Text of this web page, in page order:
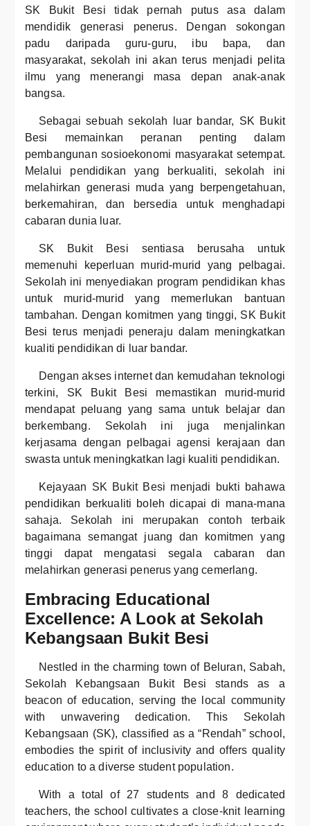
SK Bukit Besi tidak pernah putus asa dalam
mendidik generasi penerus. Dengan sokongan
padu daripada guru-guru, ibu bapa, dan
masyarakat, sekolah ini akan terus menjadi pelita
ilmu yang menerangi masa depan anak-anak
bangsa.
Sebagai sebuah sekolah luar bandar, SK Bukit
Besi memainkan peranan penting dalam
pembangunan sosioekonomi masyarakat setempat.
Melalui pendidikan yang berkualiti, sekolah ini
melahirkan generasi muda yang berpengetahuan,
berkemahiran, dan bersedia untuk menghadapi
cabaran dunia luar.
SK Bukit Besi sentiasa berusaha untuk
memenuhi keperluan murid-murid yang pelbagai.
Sekolah ini menyediakan program pendidikan khas
untuk murid-murid yang memerlukan bantuan
tambahan. Dengan komitmen yang tinggi, SK Bukit
Besi terus menjadi peneraju dalam meningkatkan
kualiti pendidikan di luar bandar.
Dengan akses internet dan kemudahan teknologi
terkini, SK Bukit Besi memastikan murid-murid
mendapat peluang yang sama untuk belajar dan
berkembang. Sekolah ini juga menjalinkan
kerjasama dengan pelbagai agensi kerajaan dan
swasta untuk meningkatkan lagi kualiti pendidikan.
Kejayaan SK Bukit Besi menjadi bukti bahawa
pendidikan berkualiti boleh dicapai di mana-mana
sahaja. Sekolah ini merupakan contoh terbaik
bagaimana semangat juang dan komitmen yang
tinggi dapat mengatasi segala cabaran dan
melahirkan generasi penerus yang cemerlang.
Embracing Educational
Excellence: A Look at Sekolah
Kebangsaan Bukit Besi
Nestled in the charming town of Beluran, Sabah,
Sekolah Kebangsaan Bukit Besi stands as a
beacon of education, serving the local community
with unwavering dedication. This Sekolah
Kebangsaan (SK), classified as a “Rendah” school,
embodies the spirit of inclusivity and offers quality
education to a diverse student population.
With a total of 27 students and 8 dedicated
teachers, the school cultivates a close-knit learning